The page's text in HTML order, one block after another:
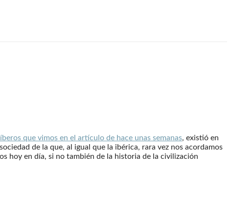
íberos que vimos en el artículo de hace unas semanas, existió en
de la que, al igual que la ibérica, rara vez nos acordamos
hoy en día, si no también de la historia de la civilización